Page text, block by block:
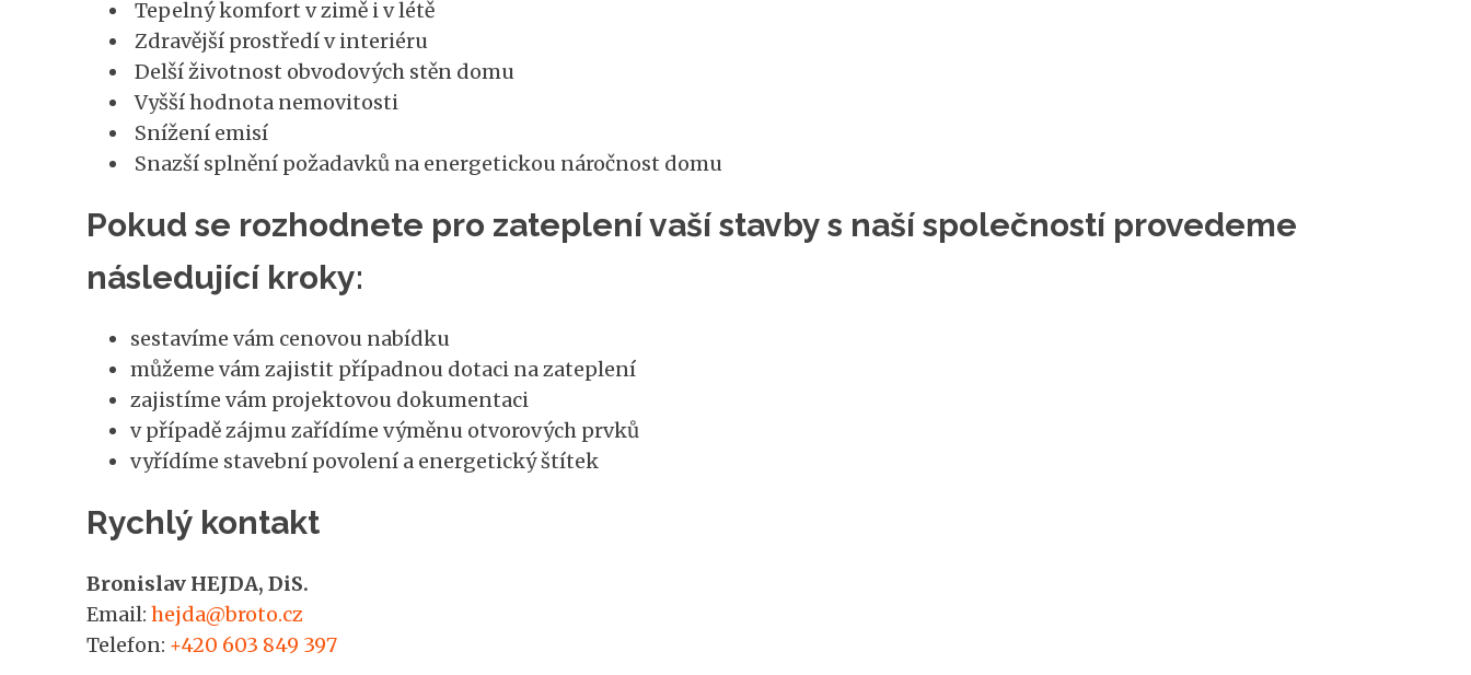
Tepelný komfort v zimě i v létě
Zdravější prostředí v interiéru
Delší životnost obvodových stěn domu
Vyšší hodnota nemovitosti
Snížení emisí
Snazší splnění požadavků na energetickou náročnost domu
Pokud se rozhodnete pro zateplení vaší stavby s naší společností provedeme
následující kroky:
sestavíme vám cenovou nabídku
můžeme vám zajistit případnou dotaci na zateplení
zajistíme vám projektovou dokumentaci
v případě zájmu zařídíme výměnu otvorových prvků
vyřídíme stavební povolení a energetický štítek
Rychlý kontakt
Bronislav HEJDA, DiS.
Email: hejda@broto.cz
Telefon: +420 603 849 397